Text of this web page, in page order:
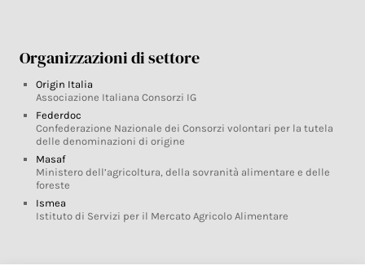
Organizzazioni di settore
Origin Italia
Associazione Italiana Consorzi IG
Federdoc
Confederazione Nazionale dei Consorzi volontari per la tutela
delle denominazioni di origine
Masaf
Ministero dell’agricoltura, della sovranità alimentare e delle
foreste
Ismea
Istituto di Servizi per il Mercato Agricolo Alimentare